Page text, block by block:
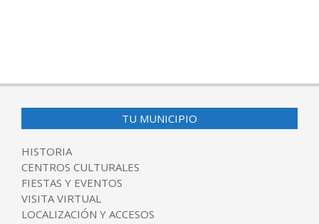
TU MUNICIPIO
HISTORIA
CENTROS CULTURALES
FIESTAS Y EVENTOS
VISITA VIRTUAL
LOCALIZACIÓN Y ACCESOS